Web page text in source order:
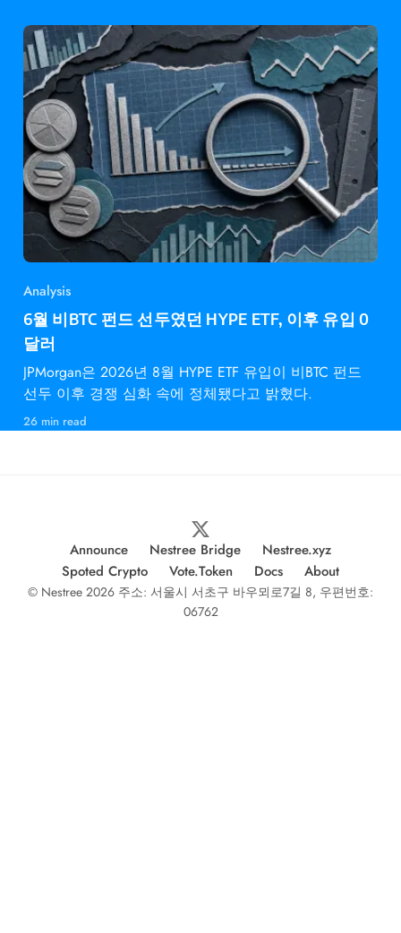
Analysis
6월 비BTC 펀드 선두였던 HYPE ETF, 이후 유입 0
달러
JPMorgan은 2026년 8월 HYPE ETF 유입이 비BTC 펀드
선두 이후 경쟁 심화 속에 정체됐다고 밝혔다.
26 min read
Announce Nestree Bridge
Nestree.xyz
Spoted Crypto
Vote.Token Docs About
© Nestree 2026 주소: 서울시 서초구 바우뫼로7길 8, 우편번호:
06762